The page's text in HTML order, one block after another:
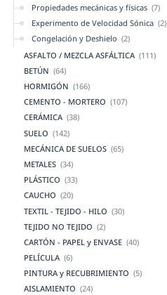
Propiedades mecánicas y físicas (7)
Experimento de Velocidad Sónica (2)
Congelación y Deshielo (2)
ASFALTO / MEZCLA ASFÁLTICA (111)
BETÚN (64)
HORMIGÓN (166)
CEMENTO - MORTERO (107)
CERÁMICA (38)
SUELO (142)
MECÁNICA DE SUELOS (65)
METALES (34)
PLÁSTICO (33)
CAUCHO (20)
TEXTIL - TEJIDO - HILO (30)
TEJIDO NO TEJIDO (2)
CARTÓN - PAPEL y ENVASE (40)
PELÍCULA (6)
PINTURA y RECUBRIMIENTO (5)
AISLAMIENTO (24)